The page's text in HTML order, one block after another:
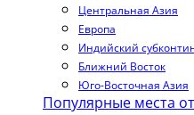
Центральная Азия
Европа
Индийский
Ближний Восток
Юго-Восточная Азия
Популярные места